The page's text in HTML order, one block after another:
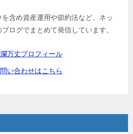
含め資産運用や節約法など、ネッ
ログでまとめて発信しています。
万丈プロフィール
い合わせはこちら